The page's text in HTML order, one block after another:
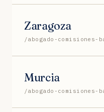
Zaragoza
/abogado-comisiones-
Murcia
/abogado-comisiones-